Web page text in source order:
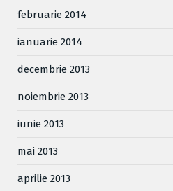
februarie 2014
ianuarie 2014
decembrie 2013
noiembrie 2013
iunie 2013
mai 2013
aprilie 2013